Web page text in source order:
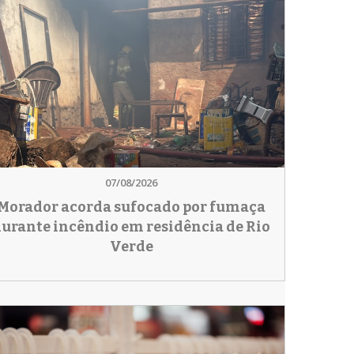
07/08/2026
acorda sufocado por fumaça
incêndio em residência de Rio
Verde